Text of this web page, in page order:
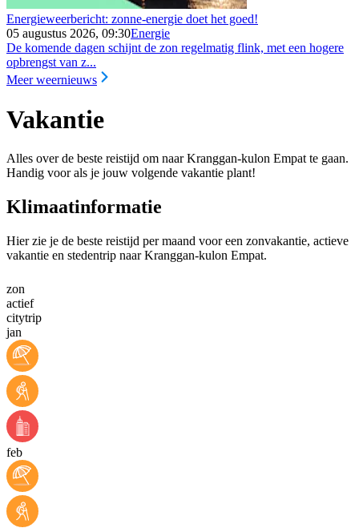
Energieweerbericht: zonne-energie doet het goed!
05 augustus 2026, 09:30Energie
De komende dagen schijnt de zon regelmatig flink, met een hogere
opbrengst van z...
Meer weernieuws
Vakantie
Alles over de beste reistijd om naar Kranggan-kulon Empat te gaan.
Handig voor als je jouw volgende vakantie plant!
Klimaatinformatie
Hier zie je de beste reistijd per maand voor een zonvakantie, actieve
vakantie en stedentrip naar Kranggan-kulon Empat.
zon
actief
citytrip
jan
feb